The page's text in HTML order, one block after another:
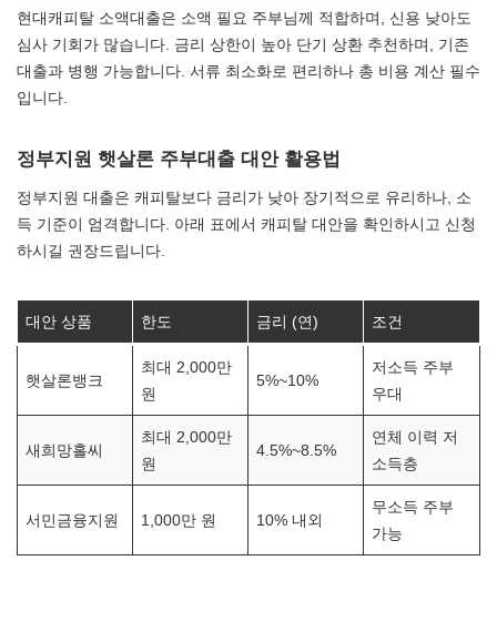
현대캐피탈 소액대출은 소액 필요 주부님께 적합하며, 신용 낮아도
심사 기회가 많습니다. 금리 상한이 높아 단기 상환 추천하며, 기존
대출과 병행 가능합니다. 서류 최소화로 편리하나 총 비용 계산 필수
입니다.
정부지원 햇살론 주부대출 대안 활용법
정부지원 대출은 캐피탈보다 금리가 낮아 장기적으로 유리하나, 소
득 기준이 엄격합니다. 아래 표에서 캐피탈 대안을 확인하시고 신청
하시길 권장드립니다.
대안 상품 한도 금리 (연) 조건
햇살론뱅크
최대 2,000만
원
5%~10%
저소득 주부
우대
새희망홀씨
최대 2,000만
원
4.5%~8.5%
연체 이력 저
소득층
서민금융지원 1,000만 원 10% 내외
무소득 주부
가능